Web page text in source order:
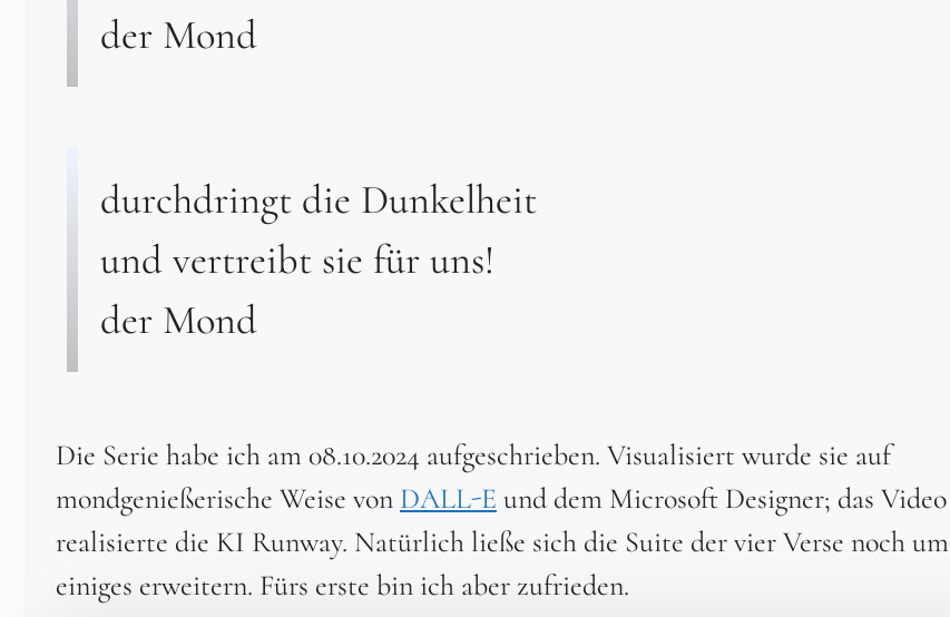
der Mond
durchdringt die Dunkelheit
und vertreibt sie für uns!
der Mond
Die Serie habe ich am 08.10.2024 aufgeschrieben. Visualisiert wurde sie auf
mondgenießerische Weise von DALL-E und dem Microsoft Designer; das Video
realisierte die KI Runway. Natürlich ließe sich die Suite der vier Verse noch um
einiges erweitern. Fürs erste bin ich aber zufrieden.